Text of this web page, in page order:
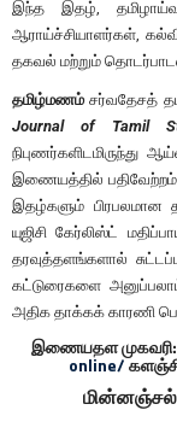
இந்த இதழ்,
ஆராய்ச்சியாளர்கள்,
தகவல் மற்றும்
தமிழ்மணம்சர்வதேசத்
Journal of Tamil
நிபுணர்களிடமிருந்து
இணையத்தில்
இதழ்களும் பிரபலமான
யுஜிசி கேர்லிஸ்ட்
தரவுத்தளங்களால்
கட்டுரைகளை
அதிக தாக்கக் காரணி
இணையதள
online/